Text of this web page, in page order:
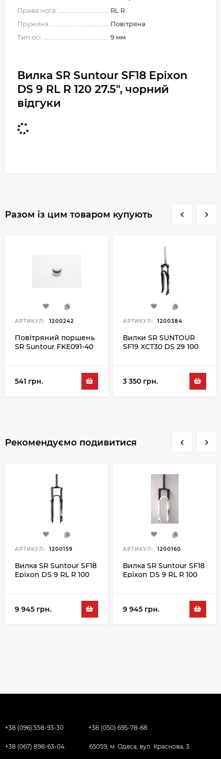
Права нога
RL R
Пружина
Повітряна
Тип осі
9 мм
Вилка SR Suntour SF18 Epixon
DS 9 RL R 120 27.5", чорний
відгуки
Разом із цим товаром купують
АРТИКУЛ: 1200242
Повітряний поршень
SR Suntour FKE091-40
541 грн.
АРТИКУЛ: 1200384
Вилки SR SUNTOUR
SF19 XCT30 DS 29 100
3 350 грн.
Рекомендуємо подивитися
АРТИКУЛ: 1200159
Вилка SR Suntour SF18
Epixon DS 9 RL R 100
9 945 грн.
АРТИКУЛ: 1200160
Вилка SR Suntour SF18
Epixon DS 9 RL R 100
9 945 грн.
+38 (096) 558-93-30 +38 (050) 695-78-68
+38 (067) 898-63-04 65059, м. Одеса, вул. Краснова, 3